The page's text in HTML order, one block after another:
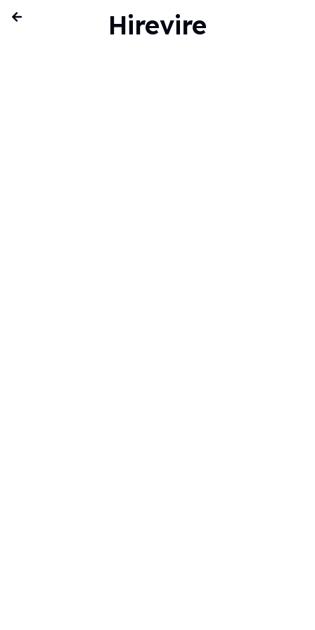
Hirevire